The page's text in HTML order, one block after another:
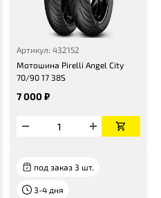
Артикул: 432152
Мотошина Pirelli Angel City
70/90 17 38S
7 000 ₽
под заказ 3 шт.
3-4 дня